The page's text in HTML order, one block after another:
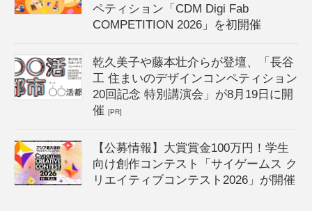
ペティション「CDM Digi Fab
COMPETITION 2026」を初開催
乾久美子や藤本壮介らが登壇、「長谷
工 住まいのデザインコンペティション
20回記念 特別講演会」が8月19日に開
催[PR]
【公募情報】大賞賞金100万円！学生
向け創作コンテスト「サイゲームス ク
リエイティブコンテスト2026」が開催